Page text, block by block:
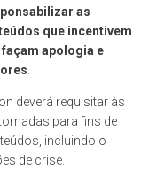
as
que incentivem
apologia e
deverá requisitar às
para fins de
incluindo o
de crise.